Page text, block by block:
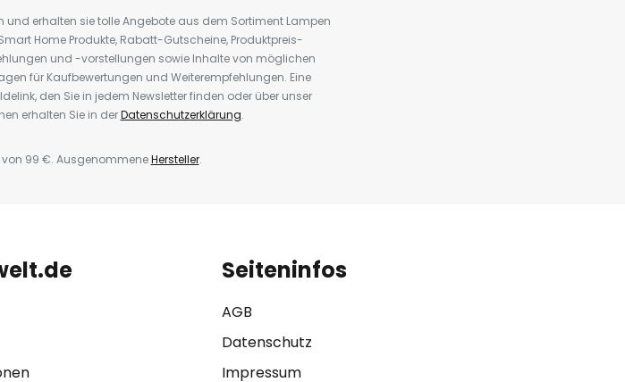
und erhalten sie tolle Angebote aus dem Sortiment Lampen
Home Produkte, Rabatt-Gutscheine, Produktpreis-
und -vorstellungen sowie Inhalte von möglichen
für Kaufbewertungen und Weiterempfehlungen. Eine
den Sie in jedem Newsletter finden oder über unser
erhalten Sie in derDatenschutzerklärung.
99 €. AusgenommeneHersteller.
Seiteninfos
AGB
Datenschutz
Impressum